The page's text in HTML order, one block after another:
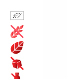
Cestoviny
Bezlepkové
Bezlepkové
Bezlepkové
Čaje
Bioraráškovia
Čaje ako darček